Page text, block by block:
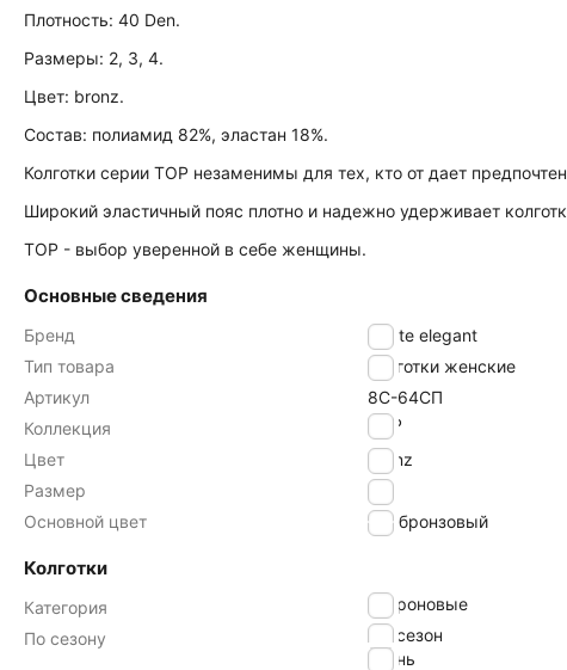
Плотность: 40 Den.
Размеры: 2, 3, 4.
Цвет: bronz.
Состав: полиамид 82%, эластан 18%.
Колготки серии TOP незаменимы для тех, кто от дает
Широкий эластичный пояс плотно и надежно удерживает
ТОР - выбор уверенной в себе женщины.
Основные сведения
Бренд
Conte elegant
Тип товара
Колготки женские
Артикул
8С-64СП
Коллекция
TOP
Цвет
bronz
Размер
3
Основной цвет
бронзовый
Колготки
Категория
капроновые
По сезону
всесезон
осень